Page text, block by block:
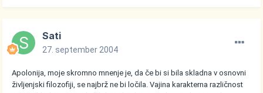
Sati
27. september 2004
Apolonija, moje skromno mnenje je, da če bi si bila skladna v osnovni
življenjski filozofiji, se najbrž ne bi ločila. Vajina karakterna različnost